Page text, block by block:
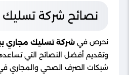
نصائح شركة تسليك
نحرص في شركة تسليك مجاري
وتقديم أفضل النصائح التي
شبكات الصرف الصحي والمجاري